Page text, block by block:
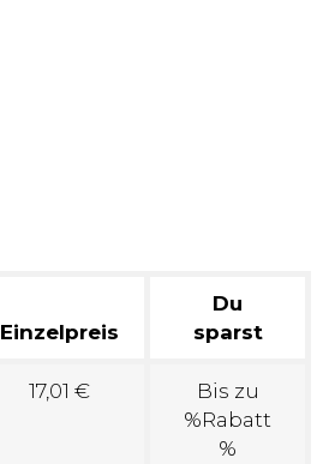
Einzelpreis
Du
sparst
17,01 €
Bis zu
%Rabatt
%